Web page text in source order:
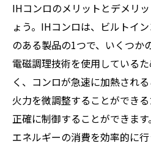
IHコンロのメリットとデメリ
ょう。IHコンロは、ビルトイ
のある製品の1つで、いくつか
電磁調理技術を使用している
く、コンロが急速に加熱される
火力を微調整することができ
正確に制御することができま
エネルギーの消費を効率的に